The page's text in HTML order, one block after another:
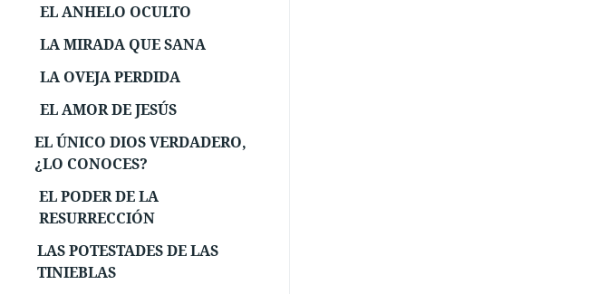
EL ANHELO OCULTO
LA MIRADA QUE SANA
LA OVEJA PERDIDA
EL AMOR DE JESÚS
EL ÚNICO DIOS VERDADERO,
¿LO CONOCES?
EL PODER DE LA
RESURRECCIÓN
LAS POTESTADES DE LAS
TINIEBLAS